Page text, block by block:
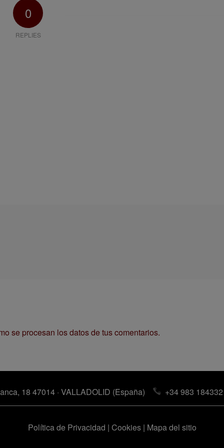
0
REPLIES
se procesan los datos de tus comentarios.
18 47014 · VALLADOLID (España) +34 983 184332
Política de Privacidad | Cookies| Mapa del sitio